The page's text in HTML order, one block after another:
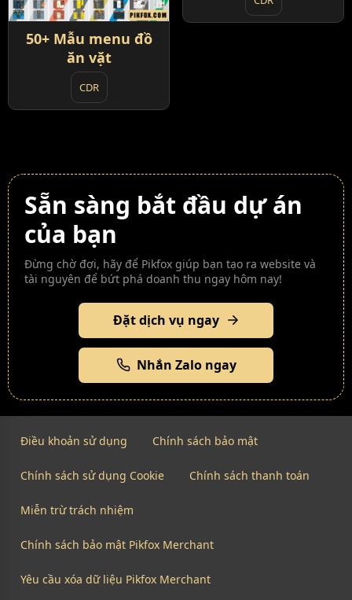
50+ Mẫu menu đồ
ăn vặt
CDR
Sẵn sàng bắt đầu dự án
của bạn
Đừng chờ đợi, hãy để Pikfox giúp bạn tạo ra website và
tài nguyên để bứt phá doanh thu ngay hôm nay!
Đặt dịch vụ ngay
Nhắn Zalo ngay
Điều khoản sử dụng Chính sách bảo mật
Chính sách sử dụng Cookie Chính sách thanh toán
Miễn trừ trách nhiệm
Chính sách bảo mật Pikfox Merchant
Yêu cầu xóa dữ liệu Pikfox Merchant